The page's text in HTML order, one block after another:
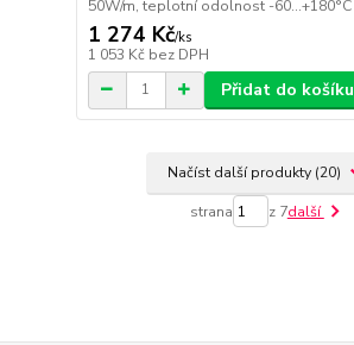
50W/m, teplotní odolnost -60...+180°C
1 274 Kč/ks
1 053 Kč bez DPH
Přidat do košíku
Načíst další produkty (20)
strana z 7další